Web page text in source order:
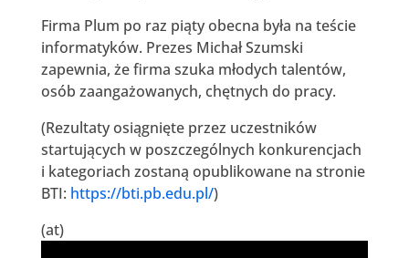
Firma Plum po raz piąty obecna była na teście
informatyków. Prezes Michał Szumski
zapewnia, że firma szuka młodych talentów,
osób zaangażowanych, chętnych do pracy.
(Rezultaty osiągnięte przez uczestników
startujących w poszczególnych konkurencjach
i kategoriach zostaną opublikowane na stronie
BTI: https://bti.pb.edu.pl/)
(at)